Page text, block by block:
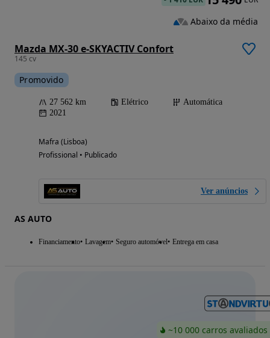
Mazda MX-30 e-SKYACTIV Confort
145 cv
Promovido
27 562 km Elétrico
Automática
2021
Mafra (Lisboa)
Profissional • Publicado
Ver anúncios
AS AUTO
Financiamento Lavagem Seguro automóvel Entrega em casa
Abaixo da média
~10 000 carros